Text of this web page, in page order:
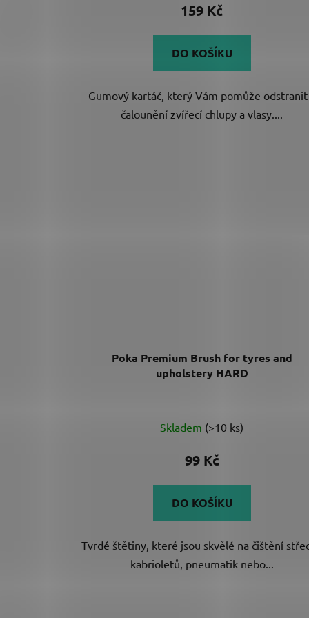
produktu
z
hvězdiček.
159 Kč
DO KOŠÍKU
Gumový kartáč, který Vám pomůže odstranit
čalounění zvířecí chlupy a vlasy....
Poka Premium Brush for tyres and
upholstery HARD
hodnocení
produktu
5,0
z
hvězdiček.
Skladem (>10 ks)
99 Kč
DO KOŠÍKU
Tvrdé štětiny, které jsou skvělé na čištění
kabrioletů, pneumatik nebo...